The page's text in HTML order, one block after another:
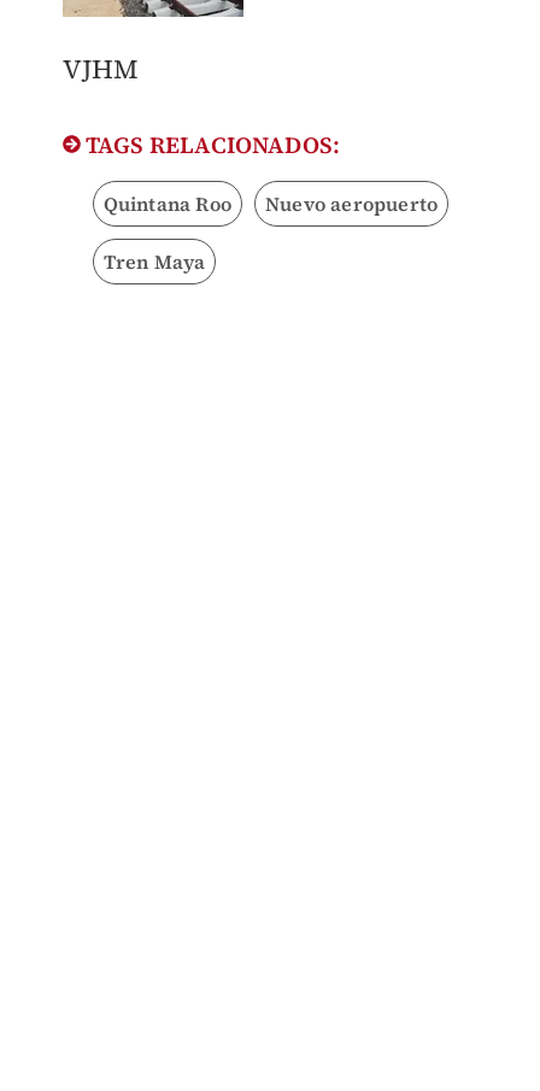
VJHM
TAGS RELACIONADOS:
Quintana Roo Nuevo aeropuerto
Tren Maya